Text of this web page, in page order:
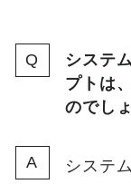
システ
プトは
のでし
システ